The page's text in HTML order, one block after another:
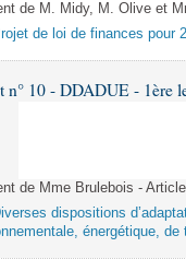
de M. Midy, M. Olive et
de loi de finances pour
n° 10 - DDADUE - 1ère
de Mme Brulebois -
dispositions
énergétique,